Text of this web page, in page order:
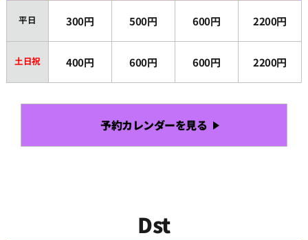
平日 300円 500円 600円 2200円
土日祝 400円 600円 600円 2200円
予約カレンダーを見る
Dst